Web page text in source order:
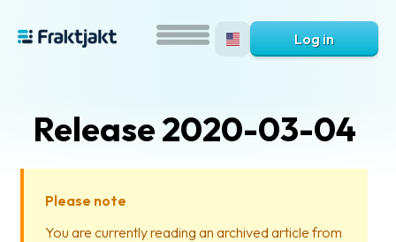
Log in
Release 2020-03-04
Please note
You are currently reading an archived article from